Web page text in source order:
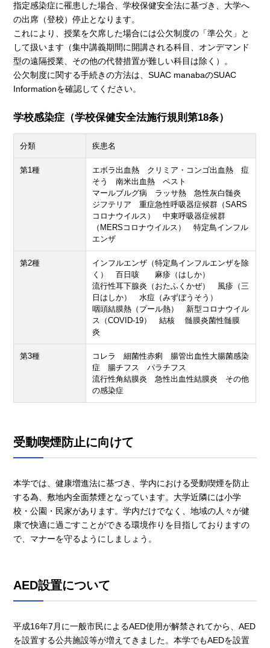
指定感染症に罹患した場合、学校保健安全法に基づき、大学へ
の出席（登校）停止となります。
これにより、授業を欠席した場合には公欠制度の「準公欠」と
して扱います（集中講義期間に開講される科目、オンデマンド
型の遠隔授業、その他の代替措置が難しい科目は除く）。
公欠制度に関する手続きの方法は、SUAC manabaのSUAC
Informationを確認してください。
学校感染症（学校保健安全法施行規則第18条）
分類 疾患名
第1種
エボラ出血熱 クリミア・コンゴ出血熱 痘
そう 南米出血熱 ペスト
マールブルグ病 ラッサ熱 急性灰白髄炎
ジフテリア 重症急性呼吸器症候群（SARS
コロナウイルス） 中東呼吸器症候群
（MERSコロナウイルス） 特定鳥インフル
エンザ
第2種
インフルエンザ（特定鳥インフルエンザを除
く） 百日咳 麻疹（はしか）
流行性耳下腺炎（おたふくかぜ） 風疹（三
日はしか） 水痘（みずぼうそう）
咽頭結膜熱（プール熱） 新型コロナウイル
ス（COVID-19） 結核 髄膜炎菌性髄膜
炎
第3種
コレラ 細菌性赤痢 腸管出血性大腸菌感染
症 腸チフス パラチフス
流行性角結膜炎 急性出血性結膜炎 その他
の感染症
受動喫煙防止に向けて
本学では、健康増進法に基づき、学内における受動喫煙を防止
する為、敷地内全面禁煙となっています。大学近隣には小学
校・公園・民家があります。学内だけでなく、地域の人々が健
康で快適に過ごすことができる環境作りを目指しておりますの
で、マナーを守るようにしましょう。
AED設置について
平成16年7月に一般市民によるAED使用が解禁されてから、AED
を設置する公共施設等が増えてきました。本学でもAEDを設置